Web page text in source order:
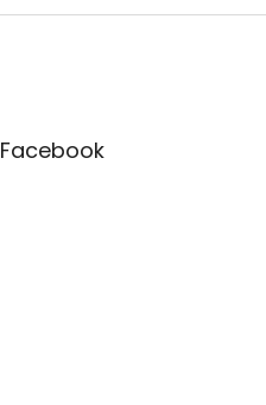
Facebook